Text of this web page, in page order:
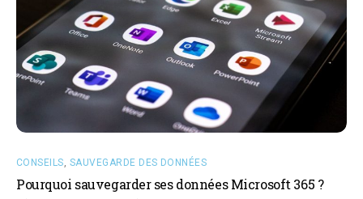
CONSEILS, SAUVEGARDE DES DONNÉES
Pourquoi sauvegarder ses données Microsoft 365 ?